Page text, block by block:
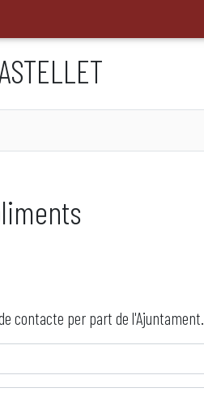
contacte per part de l'Ajuntament.